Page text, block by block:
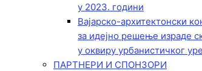
у 2023. години
Вајарско-архитектонски
за идејно решење израде
у оквиру урбанистичког
ПАРТНЕРИ И СПОНЗОРИ